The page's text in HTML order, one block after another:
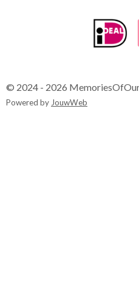
© 2024 - 2026
Powered byJouwWeb